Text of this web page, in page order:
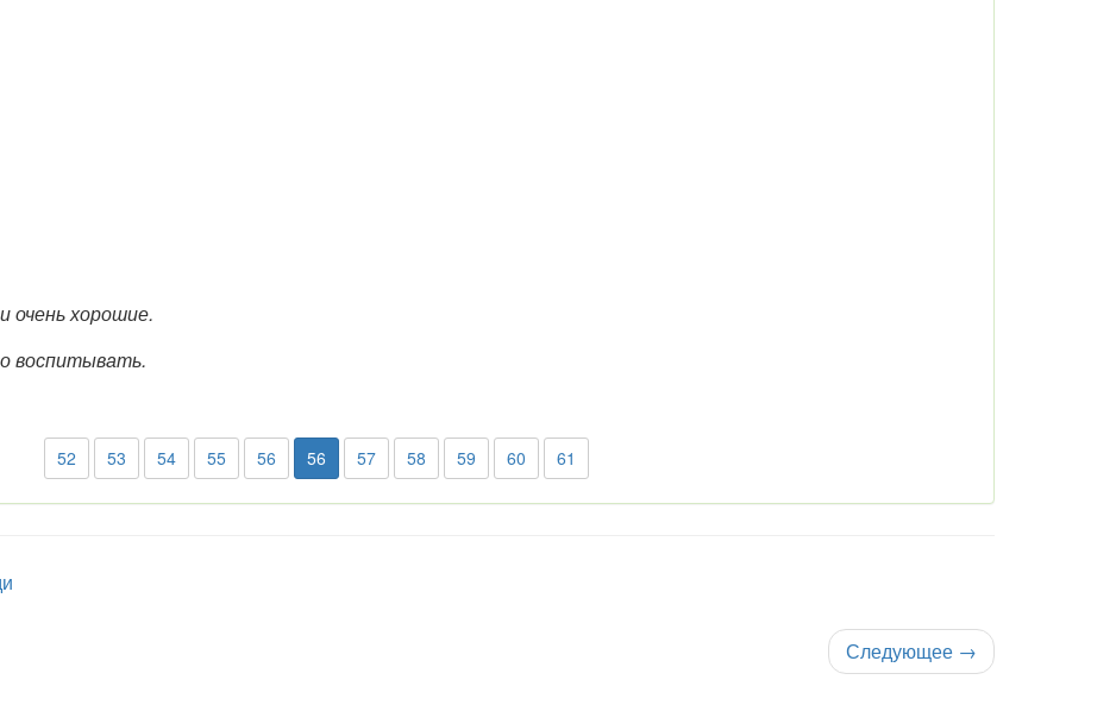
очень хорошие.
воспитывать.
52 53 54 55 56 56 57 58 59 60 61
Следующее →